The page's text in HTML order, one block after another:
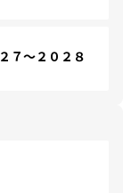
～２０２８